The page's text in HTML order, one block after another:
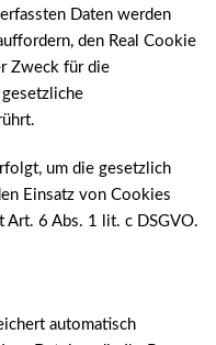
Daten werden
den Real Cookie
Zweck für die
um die gesetzlich
Einsatz von Cookies
Art. 6 Abs. 1 lit. c DSGVO.
automatisch